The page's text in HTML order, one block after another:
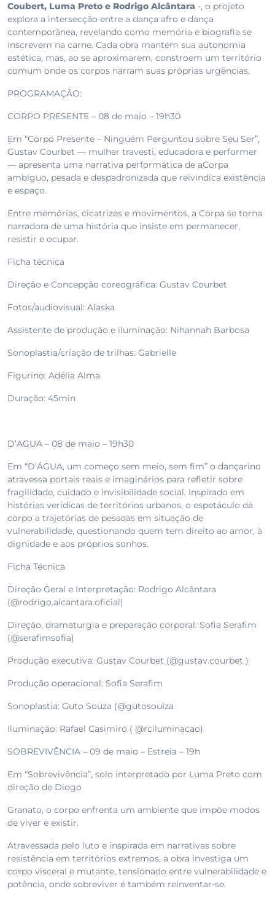
Coubert, Luma Preto e Rodrigo Alcântara -, o projeto
explora a intersecção entre a dança afro e dança
contemporânea, revelando como memória e biografia se
inscrevem na carne. Cada obra mantém sua autonomia
estética, mas, ao se aproximarem, constroem um território
comum onde os corpos narram suas próprias urgências.
PROGRAMAÇÃO:
CORPO PRESENTE – 08 de maio – 19h30
Em “Corpo Presente – Ninguém Perguntou sobre Seu Ser”,
Gustav Courbet — mulher travesti, educadora e performer
— apresenta uma narrativa performática de aCorpa
ambíguo, pesada e despadronizada que reivindica existência
e espaço.
Entre memórias, cicatrizes e movimentos, a Corpa se torna
narradora de uma história que insiste em permanecer,
resistir e ocupar.
Ficha técnica
Direção e Concepção coreográfica: Gustav Courbet
Fotos/audiovisual: Alaska
Assistente de produção e iluminação: Nihannah Barbosa
Sonoplastia/criação de trilhas: Gabrielle
Figurino: Adélia Alma
Duração: 45min
D’AGUA – 08 de maio – 19h30
Em “D’ÁGUA, um começo sem meio, sem fim” o dançarino
atravessa portais reais e imaginários para refletir sobre
fragilidade, cuidado e invisibilidade social. Inspirado em
histórias verídicas de territórios urbanos, o espetáculo dá
corpo a trajetórias de pessoas em situação de
vulnerabilidade, questionando quem tem direito ao amor, à
dignidade e aos próprios sonhos.
Ficha Técnica
Direção Geral e Interpretação: Rodrigo Alcântara
(@rodrigo.alcantara.oficial)
Direção, dramaturgia e preparação corporal: Sofia Serafim
(@serafimsofia)
Produção executiva: Gustav Courbet (@gustav.courbet )
Produção operacional: Sofia Serafim
Sonoplastia: Guto Souza (@gutosoulza
Iluminação: Rafael Casimiro ( @rciluminacao)
SOBREVIVÊNCIA – 09 de maio – Estreia – 19h
Em “Sobrevivência”, solo interpretado por Luma Preto com
direção de Diogo
Granato, o corpo enfrenta um ambiente que impõe modos
de viver e existir.
Atravessada pelo luto e inspirada em narrativas sobre
resistência em territórios extremos, a obra investiga um
corpo visceral e mutante, tensionado entre vulnerabilidade e
potência, onde sobreviver é também reinventar-se.